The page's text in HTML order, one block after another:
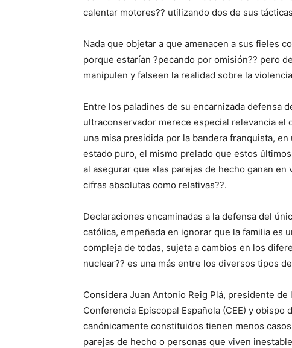
calentar motores?? utilizando dos de sus
Nada que objetar a que amenacen a sus fieles
porque estarían ?pecando por omisión?? pero
manipulen y falseen la realidad sobre la
Entre los paladines de su encarnizada defensa
ultraconservador merece especial relevancia
una misa presidida por la bandera franquista,
estado puro, el mismo prelado que estos
al asegurar que «las parejas de hecho ganan
cifras absolutas como relativas??.
Declaraciones encaminadas a la defensa del
católica, empeñada en ignorar que la familia es
compleja de todas, sujeta a cambios en los
nuclear?? es una más entre los diversos tipos
Considera Juan Antonio Reig Plá, presidente
Conferencia Episcopal Española (CEE) y
canónicamente constituidos tienen menos
parejas de hecho o personas que viven